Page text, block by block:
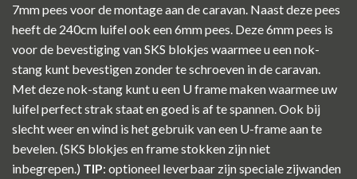
7mm pees voor de montage aan de caravan. Naast deze pees
heeft de 240cm luifel ook een 6mm pees. Deze 6mm pees is
voor de bevestiging van SKS blokjes waarmee u een nok-
stang kunt bevestigen zonder te schroeven in de caravan.
Met deze nok-stang kunt u een U frame maken waarmee uw
luifel perfect strak staat en goed is af te spannen. Ook bij
slecht weer en wind is het gebruik van een U-frame aan te
bevelen. (SKS blokjes en frame stokken zijn niet
inbegrepen.) TIP: optioneel leverbaar zijn speciale zijwanden